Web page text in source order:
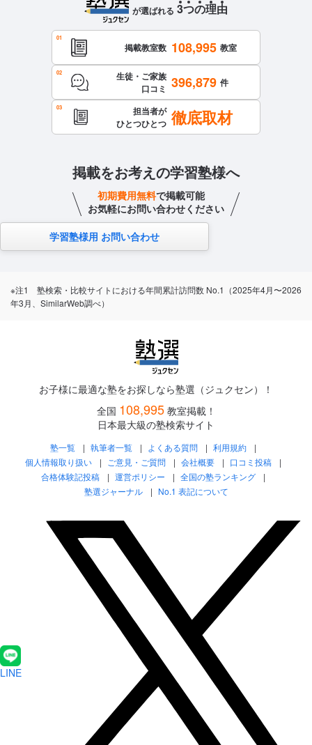
が選ばれる 3つの理由
掲載教室数 108,995 教室
生徒・ご家族
口コミ 396,879 件
担当者が
ひとつひとつ 徹底取材
掲載をお考えの学習塾様へ
初期費用無料で掲載可能
お気軽にお問い合わせください
学習塾様用 お問い合わせ
※注1 塾検索・比較サイトにおける年間累計訪問数 No.1（2025年4月〜2026
年3月、SimilarWeb調べ）
お子様に最適な塾をお探しなら塾選（ジュクセン）！
全国 108,995 教室掲載！
日本最大級の塾検索サイト
塾一覧 執筆者一覧 よくある質問
利用規約
個人情報取り扱い
ご意見・ご質問 会社概要
口コミ投稿
合格体験記投稿
運営ポリシー
全国の塾ランキング
塾選ジャーナル
No.1 表記について
LINE